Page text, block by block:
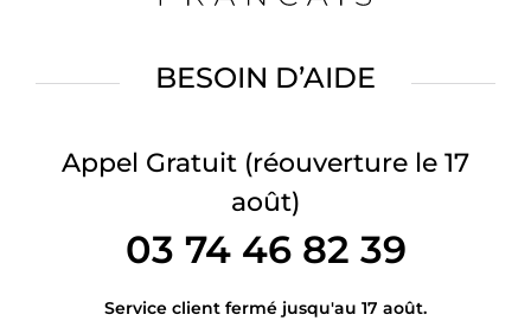
BESOIN D’AIDE
Appel Gratuit (réouverture le 17
août)
03 74 46 82 39
Service client fermé jusqu'au 17 août.